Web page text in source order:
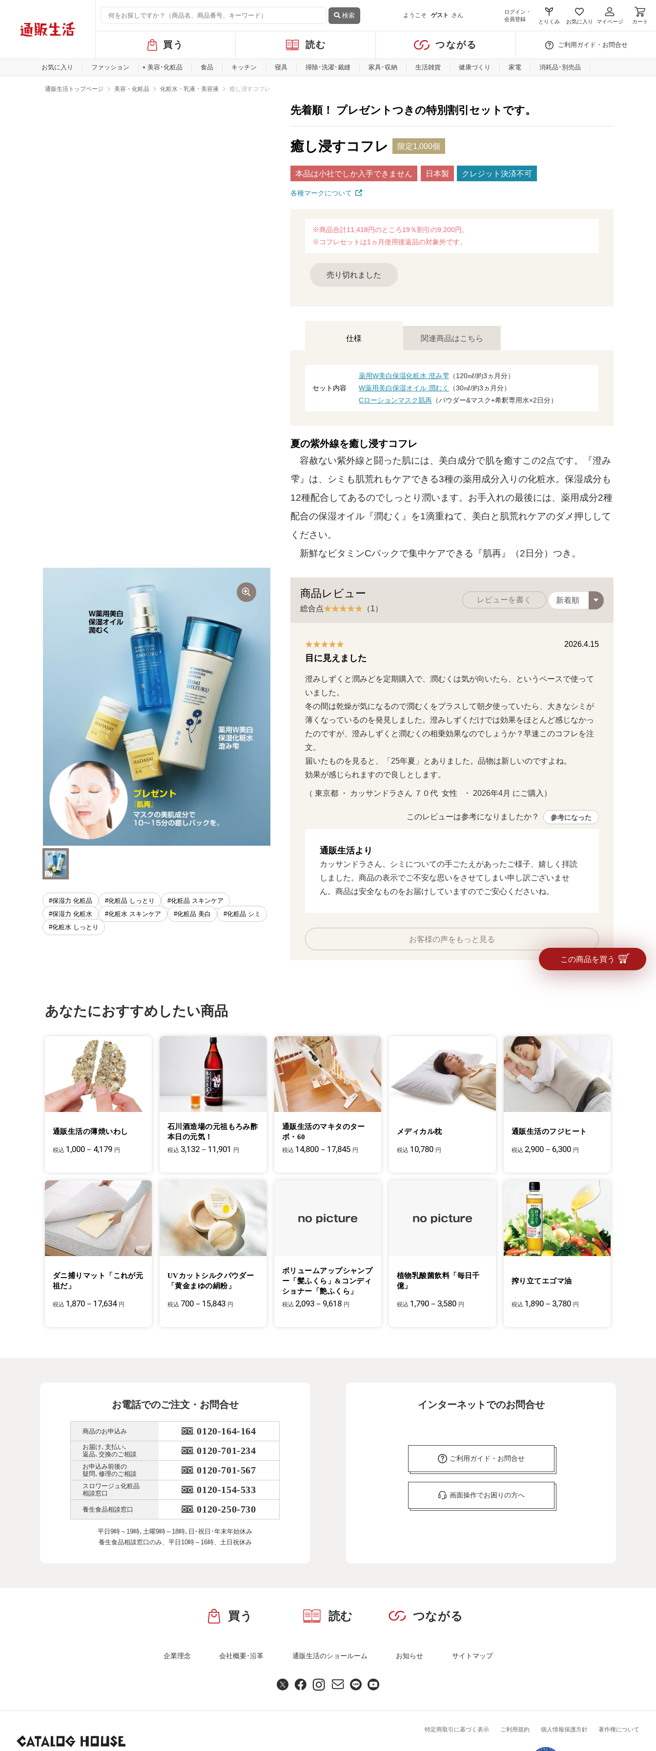
検索 ようこそ ゲスト さん
ログイン・
会員登録
とりくみ お気に入り マイページ カート
バ
ル
メ
買う 読む つながる ご利用ガイド・お問合せ
お気に入り ファッション 美容･化粧品 食品 キッチン 寝具 掃除･洗濯･裁縫 家具･収納 生活雑貨 健康づくり 家電 消耗品･別売品
通販生活トップページ 美容・化粧品 化粧水・乳液・美容液 癒し浸すコフレ
先着順！ プレゼントつきの特別割引セットです。
#保湿力 化粧品 #化粧品 しっとり
#化粧品 スキンケア
#保湿力 化粧水
#化粧水 スキンケア #化粧品 美白
#化粧品 シミ
#化粧水 しっとり
癒し浸すコフレ 限定1,000個
本品は小社でしか入手できません 日本製 クレジット決済不可
各種マークについて
※商品合計11,418円のところ19％割引の9,200円。
※コフレセットは1ヵ月使用後返品の対象外です。
売り切れました
仕様 関連商品はこちら
セット内容
薬用W美白保湿化粧水 澄み雫 （120㎖/約3ヵ月分）
W薬用美白保湿オイル 潤むく
（30㎖/約3ヵ月分）
Cローションマスク肌再 （パウダー&マスク+希釈専用水×2日分）
夏の紫外線を癒し浸すコフレ
容赦ない紫外線と闘った肌には、美白成分で肌を癒すこの2点です。『澄み
雫』は、シミも肌荒れもケアできる3種の薬用成分入りの化粧水。保湿成分も
12種配合してあるのでしっとり潤います。お手入れの最後には、薬用成分2種
配合の保湿オイル『潤むく』を1滴重ねて、美白と肌荒れケアのダメ押しして
ください。
新鮮なビタミンCパックで集中ケアできる『肌再』（2日分）つき。
商品レビュー
総合点 （1）
レビューを書く
2026.4.15
目に見えました
澄みしずくと潤みどを定期購入で、潤むくは気が向いたら、というペースで使って
いました。
冬の間は乾燥が気になるので潤むくをプラスして朝夕使っていたら、大きなシミが
薄くなっているのを発見しました。澄みしずくだけでは効果をほとんど感じなかっ
たのですが、澄みしずくと潤むくの相乗効果なのでしょうか？早速このコフレを注
文。
届いたものを見ると、「25年夏」とありました。品物は新しいのですよね。
効果が感じられますので良しとします。
（ 東京都 ・ カッサンドラさん ７０代  女性   ・ 2026年4月 にご購入）
このレビューは参考になりましたか？ 参考になった
通販生活より
カッサンドラさん、シミについての手ごたえがあったご様子、嬉しく拝読
しました。商品の表示でご不安な思いをさせてしまい申し訳ございませ
ん。商品は安全なものをお届けしていますのでご安心くださいね。
お客様の声をもっと見る
この商品を買う
あなたにおすすめしたい商品
通販生活の薄焼いわし
税込 1,000－4,179 円
石川酒造場の元祖もろみ酢
本日の元気！
税込 3,132－11,901 円
通販生活のマキタのター
ボ・60
税込 14,800－17,845 円
メディカル枕
税込 10,780 円
通販生活のフジヒート
税込 2,900－6,300 円
ダニ捕りマット「これが元
祖だ」
税込 1,870－17,634 円
UVカットシルクパウダー
「黄金まゆの絹粉」
税込 700－15,843 円
ボリュームアップシャンプ
ー「髪ふくら」&コンディ
ショナー「艶ふくら」
税込 2,093－9,618 円
植物乳酸菌飲料「毎日千
億」
税込 1,790－3,580 円
搾り立てエゴマ油
税込 1,890－3,780 円
お電話でのご注文・お問合せ
商品のお申込み 0120-164-164
お届け､支払い､
返品､交換のご相談
0120-701-234
お申込み前後の
疑問､修理のご相談
0120-701-567
スロワージュ化粧品
相談窓口
0120-154-533
養生食品相談窓口 0120-250-730
平日9時～19時､土曜9時～18時､ 日･祝日･年末年始休み
養生食品相談窓口のみ、 平日10時～16時、土日祝休み
インターネットでのお問合せ
ご利用ガイド・お問合せ
画面操作でお困りの方へ
買う 読む つながる
企業理念 会社概要･沿革 通販生活のショールーム お知らせ サイトマップ
特定商取引に基づく表示 ご利用規約 個人情報保護方針 著作権について